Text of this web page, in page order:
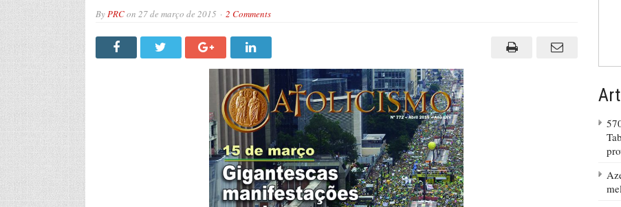
ByPRCon 27 de março de 2015 2 Comments